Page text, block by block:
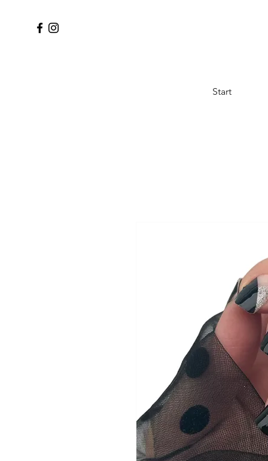
Start